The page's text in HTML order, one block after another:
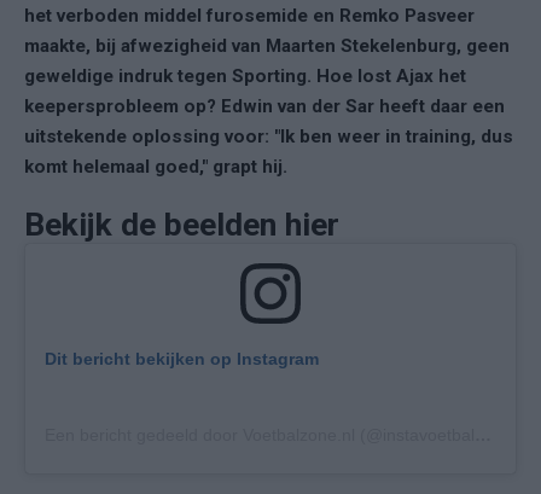
het verboden middel furosemide en Remko Pasveer
maakte, bij afwezigheid van Maarten Stekelenburg, geen
geweldige indruk tegen Sporting. Hoe lost Ajax het
keepersprobleem op? Edwin van der Sar heeft daar een
uitstekende oplossing voor: "Ik ben weer in training, dus
komt helemaal goed," grapt hij.
Bekijk de beelden hier
Dit bericht bekijken op Instagram